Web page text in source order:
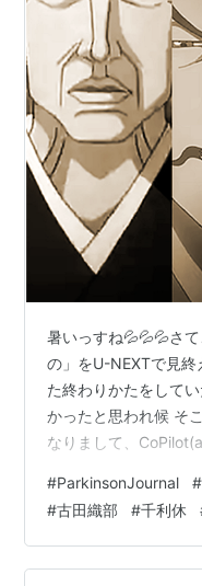
暑いっすね💦💦💦さ
の」をU-NEXTで見終
た終わりかたをして
かったと思われ候 そ
なりまして、
らと綴ってみようと
三茶人(*)の話をアク
休・織部・丿貫のど
題になり、「利休の
#ParkinsonJournal #
#古田織部 #千利休